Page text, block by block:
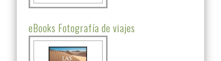
eBooks Fotografía de viajes